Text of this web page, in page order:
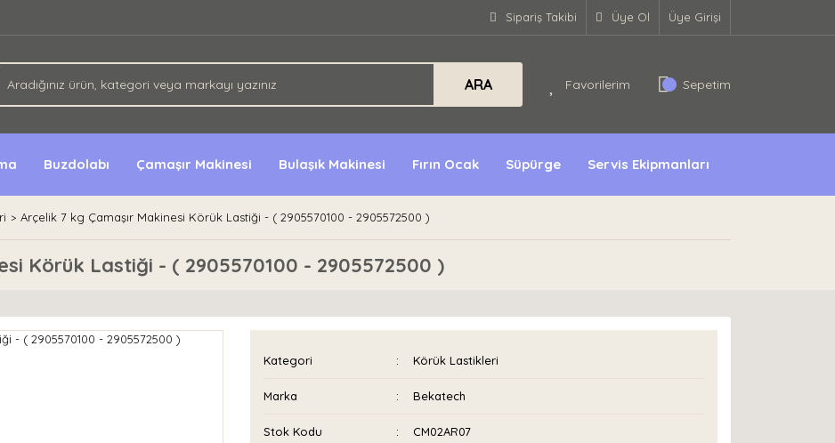
Sipariş Takibi Üye Ol Üye Girişi
ARA Favorilerim Sepetim
Buzdolabı Çamaşır Makinesi Bulaşık Makinesi Fırın Ocak Süpürge Servis Ekipmanları
Arçelik 7 kg Çamaşır Makinesi Körük Lastiği - ( 2905570100 - 2905572500 )
Körük Lastiği - ( 2905570100 - 2905572500 )
Kategori Körük Lastikleri
Marka Bekatech
Stok Kodu CM02AR07